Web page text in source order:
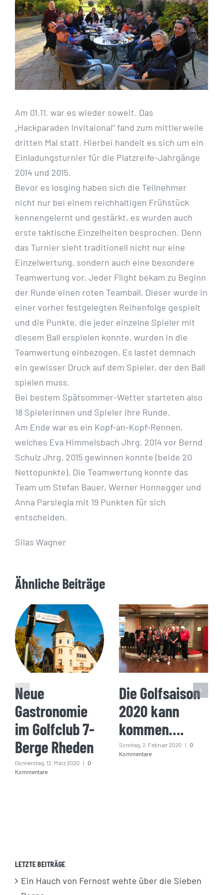
Am 01.11. war es wieder soweit. Das
„Hackparaden Invitaional“ fand zum mittlerweile
dritten Mal statt. Hierbei handelt es sich um ein
Einladungsturnier für die Platzreife-Jahrgänge
2014 und 2015.
Bevor es losging haben sich die Teilnehmer
nicht nur bei einem reichhaltigen Frühstück
kennengelernt und gestärkt, es wurden auch
erste taktische Einzelheiten besprochen. Denn
das Turnier sieht traditionell nicht nur eine
Einzelwertung, sondern auch eine besondere
Teamwertung vor. Jeder Flight bekam zu Beginn
der Runde einen roten Teamball. Dieser wurde in
einer vorher festgelegten Reihenfolge gespielt
und die Punkte, die jeder einzelne Spieler mit
diesem Ball erspielen konnte, wurden in die
Teamwertung einbezogen. Es lastet demnach
ein gewisser Druck auf dem Spieler, der den Ball
spielen muss.
Bei bestem Spätsommer-Wetter starteten also
18 Spielerinnen und Spieler ihre Runde.
Am Ende war es ein Kopf-an-Kopf-Rennen,
welches Eva Himmelsbach Jhrg. 2014 vor Bernd
Schulz Jhrg. 2015 gewinnen konnte (beide 20
Nettopunkte). Die Teamwertung konnte das
Team um Stefan Bauer, Werner Honnegger und
Anna Parsiegla mit 19 Punkten für sich
entscheiden.
Silas Wagner
Ähnliche Beiträge
Neue
Gastronomie
im Golfclub 7-
Berge Rheden
Donnerstag, 12. März 2020 | 0
Kommentare
Die Golfsaison
2020 kann
kommen….
Sonntag, 2. Februar 2020 | 0
Kommentare
LETZTE BEITRÄGE
Ein Hauch von Fernost wehte über die Sieben